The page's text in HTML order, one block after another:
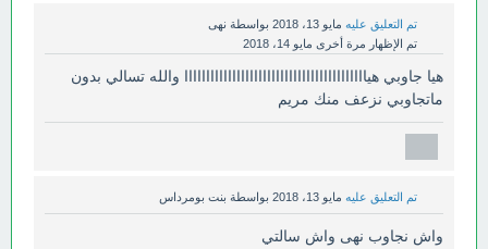
تم التعليق عليه مايو 13، 2018 بواسطة نهى
تم الإظهار مرة أخرى مايو 14، 2018
هيا جاوبي هياااااااااااااااااااااااااااااااااااااااااا والله تسالي بدون
ماتجاوبي نزعف منك مريم
تم التعليق عليه مايو 13، 2018 بواسطة بنت بومرداس
واش نجاوب نهى واش سالتي